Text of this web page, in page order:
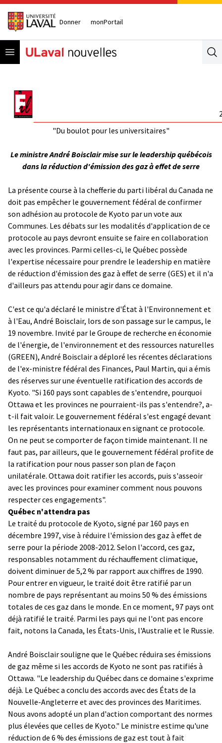
Donner monPortail
Open menu
"Du boulot pour les universitaires"
Le ministre André Boisclair mise sur le leadership québécois
dans la réduction d'émission des gaz à effet de serre
La présente course à la chefferie du parti libéral du Canada ne
doit pas empêcher le gouvernement fédéral de confirmer
son adhésion au protocole de Kyoto par un vote aux
Communes. Les débats sur les modalités d'application de ce
protocole au pays devront ensuite se faire en collaboration
avec les provinces. Parmi celles-ci, le Québec possède
l'expertise nécessaire pour prendre le leadership en matière
de réduction d'émission des gaz à effet de serre (GES) et il n'a
d'ailleurs pas attendu pour agir dans ce domaine.
C'est ce qu'a déclaré le ministre d'État à l'Environnement et
à l'Eau, André Boisclair, lors de son passage sur le campus, le
19 novembre. Invité par le Groupe de recherche en économie
de l'énergie, de l'environnement et des ressources naturelles
(GREEN), André Boisclair a déploré les récentes déclarations
de l'ex-ministre fédéral des Finances, Paul Martin, qui a émis
des réserves sur une éventuelle ratification des accords de
Kyoto. "Si 160 pays sont capables de s'entendre, pourquoi
Ottawa et les provinces ne pourraient-ils pas s'entendre?, a-
t-il fait valoir. Le gouvernement fédéral s'est engagé devant
les représentants internationaux en signant ce protocole.
On ne peut se comporter de façon timide maintenant. Il ne
faut pas, par ailleurs, que le gouvernement fédéral profite de
la ratification pour nous passer son plan de façon
unilatérale. Ottawa doit ratifier les accords, puis s'asseoir
avec les provinces pour examiner comment nous pouvons
respecter ces engagements".
Québec n'attendra pas
Le traité du protocole de Kyoto, signé par 160 pays en
décembre 1997, vise à réduire l'émission des gaz à effet de
serre pour la période 2008-2012. Selon l'accord, ces gaz,
responsables notamment du réchauffement climatique,
doivent diminuer de 5,2 % par rapport aux chiffres de 1990.
Pour entrer en vigueur, le traité doit être ratifié par un
nombre de pays représentant au moins 50 % des émissions
totales de ces gaz dans le monde. En ce moment, 97 pays ont
déjà ratifié le traité. Parmi les pays qui ne l'ont pas encore
fait, notons la Canada, les États-Unis, l'Australie et le Russie.
André Boisclair souligne que le Québec réduira ses émissions
de gaz même si les accords de Kyoto ne sont pas ratifiés à
Ottawa. "Le leadership du Québec dans ce domaine s'exprime
déjà. Le Québec a conclu des accords avec des États de la
Nouvelle-Angleterre et avec des provinces des Maritimes.
Nous avons adopté un plan d'action comportant des normes
plus élevées que celles de Kyoto." Le ministre estime qu'une
réduction de 6 % des émissions de gaz est tout à fait